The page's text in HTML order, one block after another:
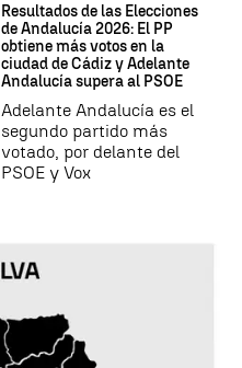
Resultados de las Elecciones
de Andalucía 2026: El PP
obtiene más votos en la
ciudad de Cádiz y Adelante
Andalucía supera al PSOE
Adelante Andalucía es el
segundo partido más
votado, por delante del
PSOE y Vox